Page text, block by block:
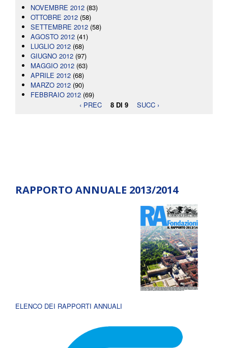
NOVEMBRE 2012 (83)
OTTOBRE 2012 (58)
SETTEMBRE 2012 (58)
AGOSTO 2012 (41)
LUGLIO 2012 (68)
GIUGNO 2012 (97)
MAGGIO 2012 (63)
APRILE 2012 (68)
MARZO 2012 (90)
FEBBRAIO 2012 (69)
‹ PREC
8 DI 9 SUCC ›
RAPPORTO ANNUALE 2013/2014
ELENCO DEI RAPPORTI ANNUALI